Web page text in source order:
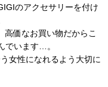
のアクセサリーを付け
価なお買い物だからこ
でいます…。
女性になれるよう大切に